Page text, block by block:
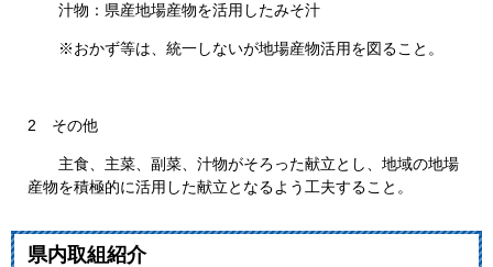
汁物：県産地場産物を活用したみそ汁
※おかず等は、統一しないが地場産物活用を図ること。
2 その他
主食、主菜、副菜、汁物がそろった献立とし、地域の地場
産物を積極的に活用した献立となるよう工夫すること。
県内取組紹介